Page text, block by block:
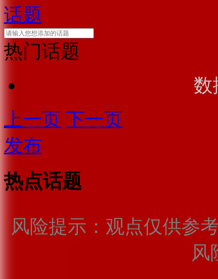
话题
热门话题
数
上一页 下一页
发布
热点话题
风险提示：观点仅供参
风